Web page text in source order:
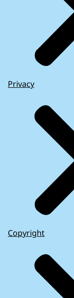
Privacy
Copyright